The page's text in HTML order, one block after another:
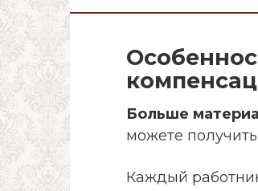
Больше
можете
Каждый